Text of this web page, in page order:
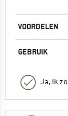
VOORDELEN
GEBRUIK
Ja, ik